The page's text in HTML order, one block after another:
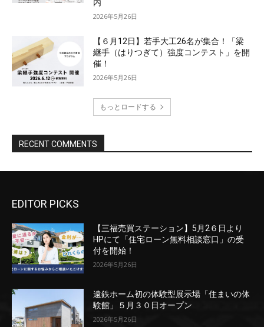
EDITOR PICKS
【三福売買ステーション】5月2６日より
HPにて「住宅ローン無料相談窓口」の受
付を開始！
2026年5月26日
遠鉄ホーム初の体験型展示場「住まいの体
験館」５月３０日オープン
2026年5月26日